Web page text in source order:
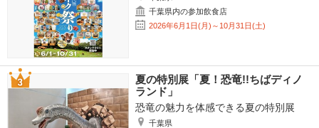
千葉県内の参加飲食店
2026年6月1日(月)～10月31日(土)
夏の特別展「夏！恐竜!!ちばディノ
ランド」
恐竜の魅力を体感できる夏の特別展
千葉県